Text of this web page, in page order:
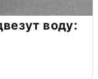
воду: